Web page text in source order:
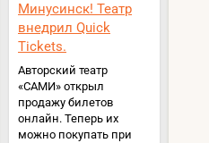
Минусинск! Театр
внедрил Quick
Tickets.
Авторский театр
«САМИ» открыл
продажу билетов
онлайн. Теперь их
можно покупать при